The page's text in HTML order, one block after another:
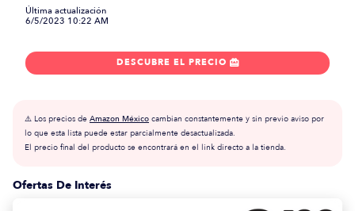
Última actualización
6/5/2023 10:22 AM
DESCUBRE EL PRECIO 
⚠️ Los precios de Amazon México cambian constantemente y sin previo aviso por
lo que esta lista puede estar parcialmente desactualizada.
El precio final del producto se encontrará en el link directo a la tienda.
Ofertas De Interés